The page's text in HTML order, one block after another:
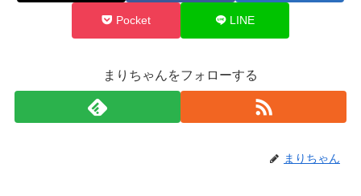
Pocket LINE
まりちゃんをフォローする
まりちゃん